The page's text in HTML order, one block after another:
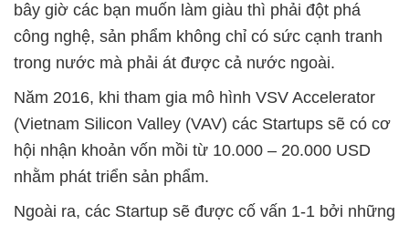
bây giờ các bạn muốn làm giàu thì phải đột phá
công nghệ, sản phẩm không chỉ có sức cạnh tranh
trong nước mà phải át được cả nước ngoài.
Năm 2016, khi tham gia mô hình VSV Accelerator
(Vietnam Silicon Valley (VAV) các Startups sẽ có cơ
hội nhận khoản vốn mồi từ 10.000 – 20.000 USD
nhằm phát triển sản phẩm.
Ngoài ra, các Startup sẽ được cố vấn 1-1 bởi những